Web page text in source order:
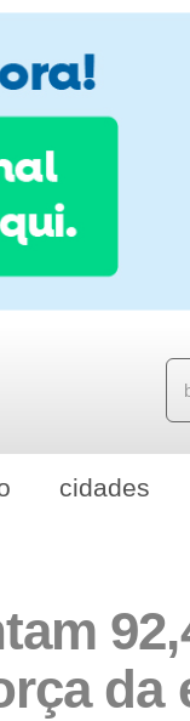
cidades
da